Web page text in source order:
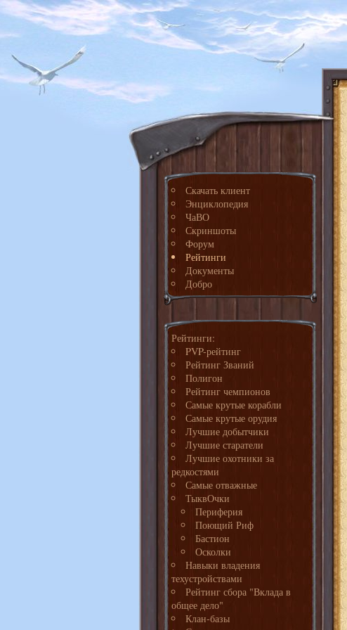
Скачать клиент
Энциклопедия
ЧаВО
Скриншоты
Форум
Рейтинги
Документы
Добро
Рейтинги:
PVP-рейтинг
Рейтинг Званий
Полигон
Рейтинг чемпионов
Самые крутые корабли
Самые крутые орудия
Лучшие добытчики
Лучшие старатели
Лучшие охотники за
редкостями
Самые отважные
ТыквОчки
Периферия
Поющий Риф
Бастион
Осколки
Навыки владения
техустройствами
Рейтинг сбора "Вклада в
общее дело"
Клан-базы